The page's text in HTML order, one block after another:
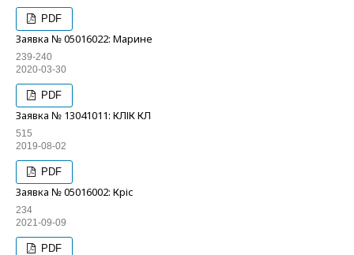
PDF
Заявка № 05016022: Марине
239-240
2020-03-30
PDF
Заявка № 13041011: КЛІК КЛ
515
2019-08-02
PDF
Заявка № 05016002: Кріс
234
2021-09-09
PDF